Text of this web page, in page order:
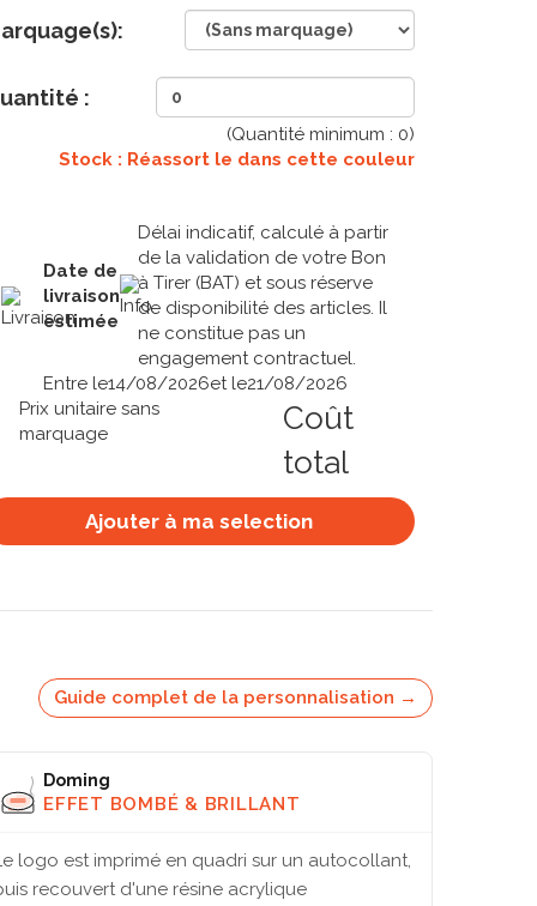
:
(Quantité minimum : 0)
Stock : Réassort le dans cette couleur
Date de
livraison
estimée
Délai indicatif, calculé à partir
de la validation de votre Bon
à Tirer (BAT) et sous réserve
de disponibilité des articles. Il
ne constitue pas un
engagement contractuel.
Entre le14/08/2026et le21/08/2026
Prix unitaire sans
marquage
Coût
total
Ajouter à ma selection
Guide complet de la personnalisation →
Doming
EFFET BOMBÉ & BRILLANT
logo est imprimé en quadri sur un autocollant,
recouvert d'une résine acrylique